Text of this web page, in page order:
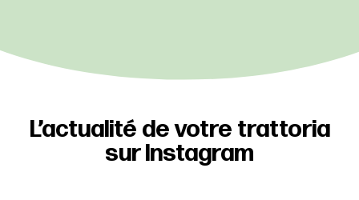
L’actualité de votre trattoria
sur Instagram